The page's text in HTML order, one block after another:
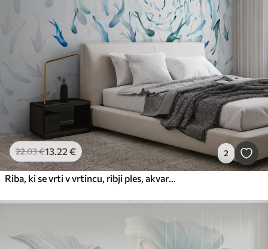
22.03€13.22 € 2
Riba, ki se vrti v vrtincu, ribji ples, akvarel, morski pes, abstraktna kompozicija, minimalizem, modra, zelena barva